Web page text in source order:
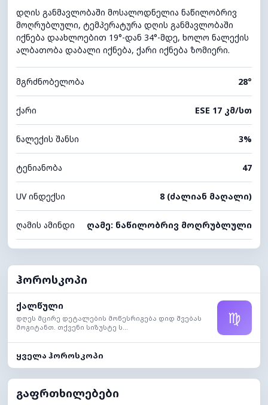
დღის განმავლობაში მოსალოდნელია ნაწილობრივ
მოღრუბლული, ტემპერატურა დღის განმავლობაში
იქნება დაახლოებით 19°-დან 34°-მდე, ხოლო ნალექის
ალბათობა დაბალი იქნება, ქარი იქნება ზომიერი.
მგრძნობელობა 28°
ქარი ESE 17 კმ/სთ
ნალექის შანსი 3%
ტენიანობა 47
UV ინდექსი 8 (ძალიან მაღალი)
ღამის ამინდი ღამე: ნაწილობრივ მოღრუბლული
ჰოროსკოპი
ქალწული
დღეს მცირე დეტალების მოწესრიგება დიდ შვებას
მოგიტანთ. თქვენი სიზუსტე ს...
♍
ყველა ჰოროსკოპი
გაფრთხილებები